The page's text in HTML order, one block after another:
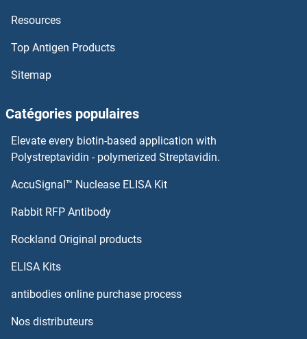
SPSB4 Protéines
SPSB3 Protéines
SPSB1 Protéines
SPRY4 Protéines
SPRY3 Protéines
SREBF chaperone Protéines
SREBF2 Protéines
SRF Protéines
Resources
Top Antigen Products
Sitemap
Catégories populaires
Elevate every biotin-based application with
Polystreptavidin - polymerized Streptavidin.
AccuSignal™ Nuclease ELISA Kit
Rabbit RFP Antibody
Rockland Original products
ELISA Kits
antibodies online purchase process
Nos distributeurs